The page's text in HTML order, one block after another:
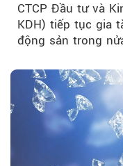
CTCP Đầu tư và
KDH) tiếp tục gia
động sản trong